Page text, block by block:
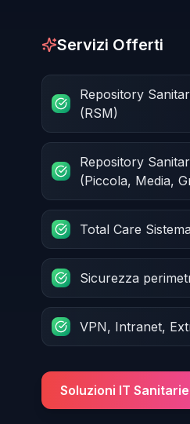
Servizi Offerti
Repository
(RSM)
Repository
(Piccola, Media,
Total Care
Sicurezza
VPN, Intranet,
Soluzioni IT Sanitarie